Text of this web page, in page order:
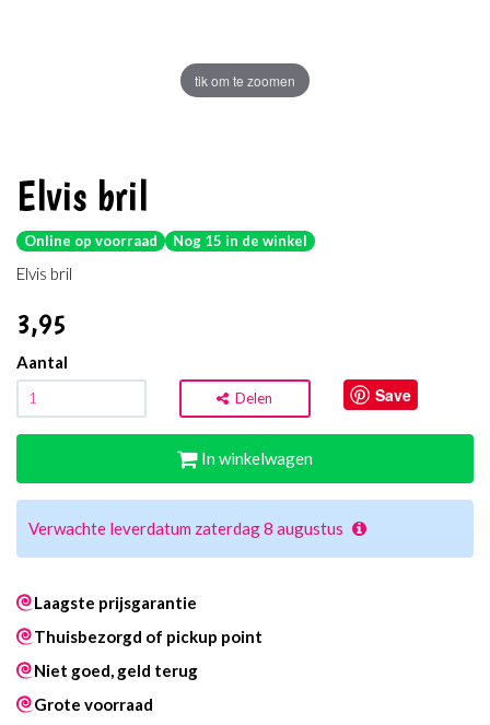
tik om te zoomen
Elvis bril
Online op voorraad Nog 15 in de winkel
Elvis bril
3,95
Aantal
Delen Save
In winkelwagen
Verwachte leverdatum zaterdag 8 augustus
Laagste prijsgarantie
Thuisbezorgd of pickup point
Niet goed, geld terug
Grote voorraad